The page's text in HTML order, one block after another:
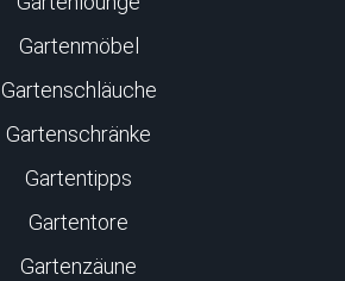
Gartenmöbel
Gartenschläuche
Gartenschränke
Gartentipps
Gartentore
Gartenzäune